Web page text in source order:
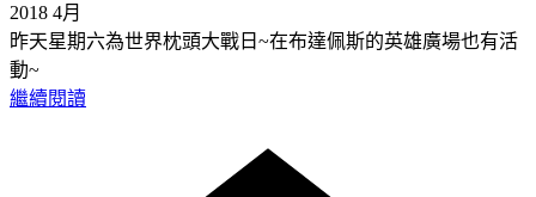
2018 4月
昨天星期六為世界枕頭大戰日~在布達佩斯的英雄廣場也有活
動~
繼續閱讀